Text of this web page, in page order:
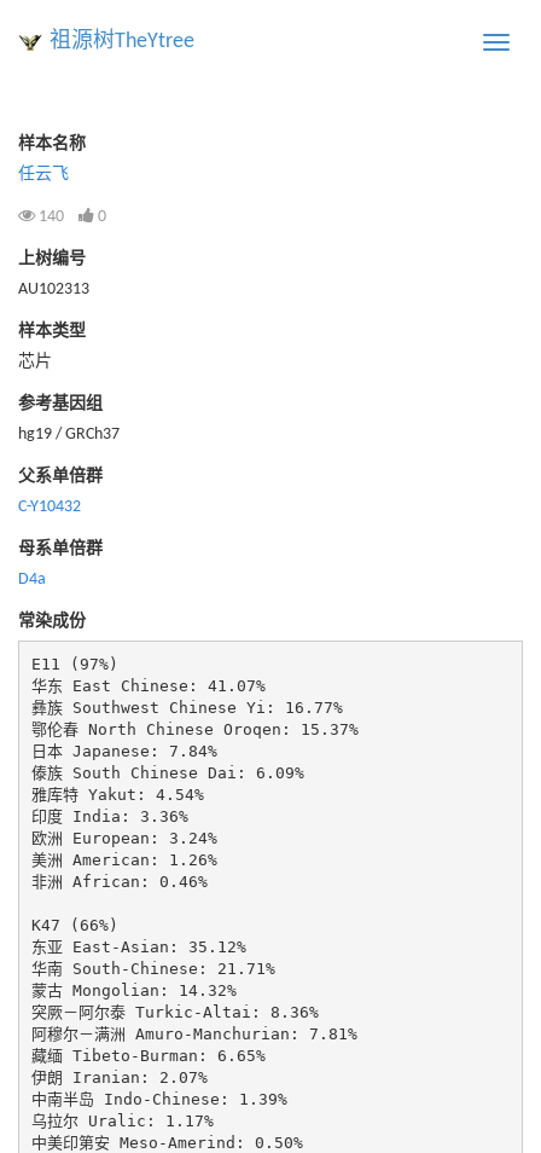
Toggle
祖源树TheYtree
样本名称
任云飞
140 0
上树编号
AU102313
样本类型
芯片
参考基因组
hg19 / GRCh37
父系单倍群
C-Y10432
母系单倍群
D4a
常染成份
E11 (97%)
华东 East Chinese: 41.07%
彝族 Southwest Chinese Yi: 16.77%
鄂伦春 North Chinese Oroqen: 15.37%
日本 Japanese: 7.84%
傣族 South Chinese Dai: 6.09%
雅库特 Yakut: 4.54%
印度 India: 3.36%
欧洲 European: 3.24%
美洲 American: 1.26%
非洲 African: 0.46%
K47 (66%)
东亚 East-Asian: 35.12%
华南 South-Chinese: 21.71%
蒙古 Mongolian: 14.32%
突厥－阿尔泰 Turkic-Altai: 8.36%
阿穆尔－满洲 Amuro-Manchurian: 7.81%
藏缅 Tibeto-Burman: 6.65%
伊朗 Iranian: 2.07%
中南半岛 Indo-Chinese: 1.39%
乌拉尔 Uralic: 1.17%
中美印第安 Meso-Amerind: 0.50%